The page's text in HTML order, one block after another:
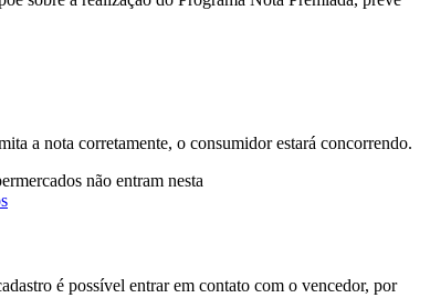
a nota corretamente, o consumidor estará concorrendo.
não entram nesta
é possível entrar em contato com o vencedor, por